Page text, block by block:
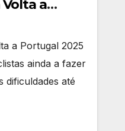
a
a Portugal 2025
ainda a fazer
dificuldades até